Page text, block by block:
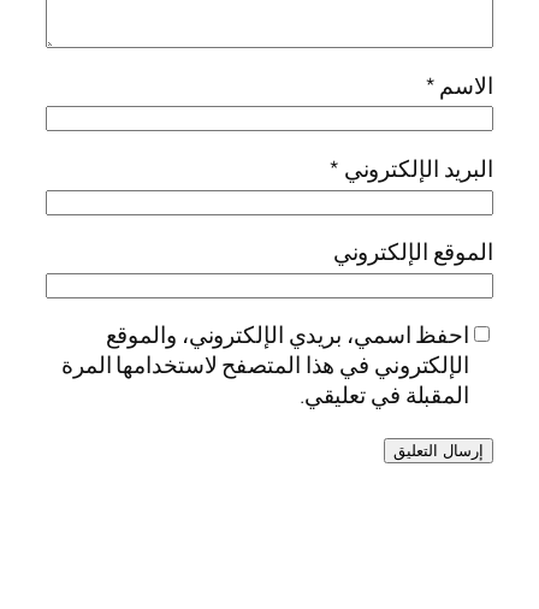
الاسم*
البريد الإلكتروني *
الموقع الإلكتروني
احفظ اسمي، بريدي الإلكتروني، والموقع
الإلكتروني في هذا المتصفح لاستخدامها المرة
المقبلة في تعليقي.